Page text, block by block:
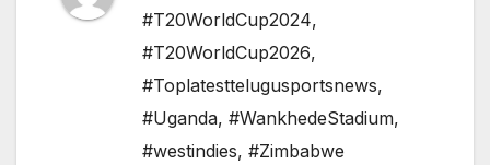
#T20WorldCup2024,
#T20WorldCup2026,
#Toplatesttelugusportsnews,
#Uganda, #WankhedeStadium,
#westindies, #Zimbabwe